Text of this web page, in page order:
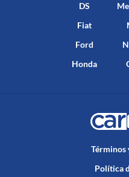
DS
Fiat
Ford
Honda
Términos
Política